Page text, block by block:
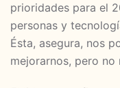
prioridades para el
personas y
Ésta, asegura, nos
mejorarnos, pero no